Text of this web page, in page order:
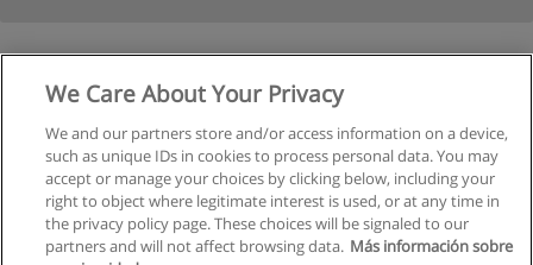
Страница1из4
We Care About Your Privacy
We and our partners store and/or access information on a device,
such as unique IDs in cookies to process personal data. You may
accept or manage your choices by clicking below, including your
right to object where legitimate interest is used, or at any time in
the privacy policy page. These choices will be signaled to our
partners and will not affect browsing data. Más información sobre